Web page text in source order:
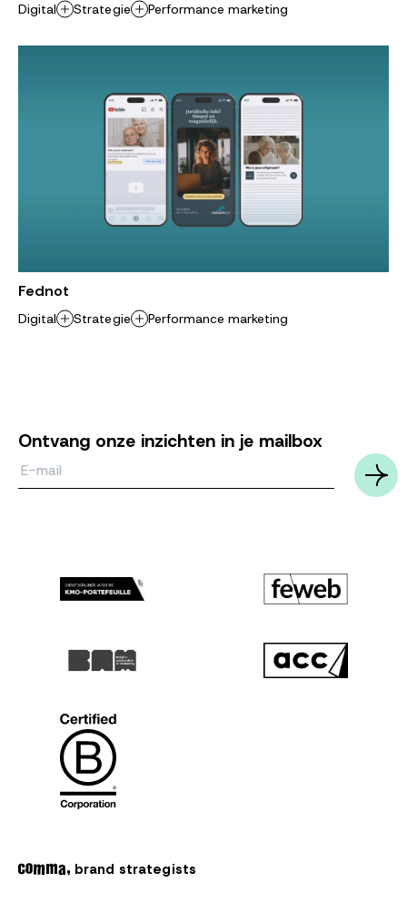
Digital Strategie Performance marketing
Fednot
Digital Strategie Performance marketing
Ontvang onze inzichten in je mailbox
brand strategists